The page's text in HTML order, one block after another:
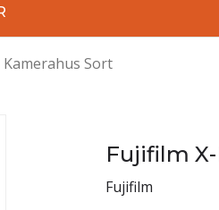
Kamerahus Sort
Fujifilm
Fujifilm